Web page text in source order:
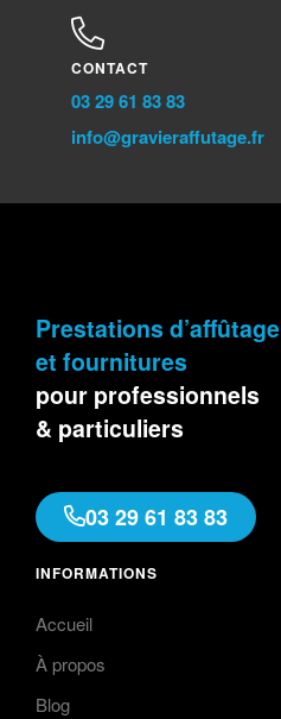
CONTACT
03 29 61 83 83
info@gravieraffutage.fr​
Prestations d’affûtage
et fournitures
pour professionnels
& particuliers
03 29 61 83 83
INFORMATIONS
Accueil
À propos
Blog